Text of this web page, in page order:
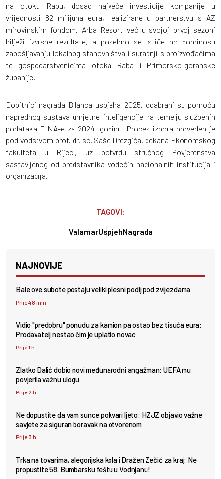
na otoku Rabu, dosad najveće investicije kompanije u
vrijednosti 82 milijuna eura, realizirane u partnerstvu s AZ
mirovinskim fondom. Arba Resort već u svojoj prvoj sezoni
bilježi izvrsne rezultate, a posebno se ističe po doprinosu
zapošljavanju lokalnog stanovništva i suradnji s proizvođačima
te gospodarstvenicima otoka Raba i Primorsko-goranske
županije.
Dobitnici nagrada Bilanca uspjeha 2025. odabrani su pomoću
naprednog sustava umjetne inteligencije na temelju službenih
podataka FINA-e za 2024. godinu. Proces izbora proveden je
pod vodstvom prof. dr. sc. Saše Drezgića, dekana Ekonomskog
fakulteta u Rijeci, uz potvrdu stručnog Povjerenstva
sastavljenog od predstavnika vodećih nacionalnih institucija i
organizacija.
TAGOVI:
ValamarUspjehNagrada
NAJNOVIJE
Bale ove subote postaju veliki plesni podij pod zvijezdama
Prije 48 min
Vidio "predobru" ponudu za kamion pa ostao bez tisuća eura:
Prodavatelj nestao čim je uplatio novac
Prije 1 h
Zlatko Dalić dobio novi međunarodni angažman: UEFA mu
povjerila važnu ulogu
Prije 2 h
Ne dopustite da vam sunce pokvari ljeto: HZJZ objavio važne
savjete za siguran boravak na otvorenom
Prije 3 h
Trka na tovarima, alegorijska kola i Dražen Zečić za kraj: Ne
propustite 58. Bumbarsku feštu u Vodnjanu!